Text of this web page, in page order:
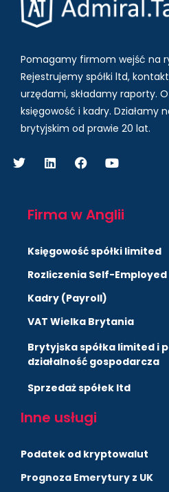
Pomagamy firmom wejść na
Rejestrujemy spółki ltd,
urzędami, składamy raporty.
księgowość i kadry. Działamy
brytyjskim od prawie 20 lat.
Firma w Anglii
Księgowość spółki limited
Rozliczenia Self-Employed
Kadry (Payroll)
VAT Wielka Brytania
Brytyjska spółka limited i
działalność gospodarcza
Sprzedaż spółek ltd
Inne usługi
Podatek od kryptowalut
Prognoza Emerytury z UK